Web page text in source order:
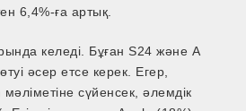
6,4%-ға артық.
келеді. Бұған S24 және A
әсер етсе керек. Егер,
сүйенсек, әлемдік